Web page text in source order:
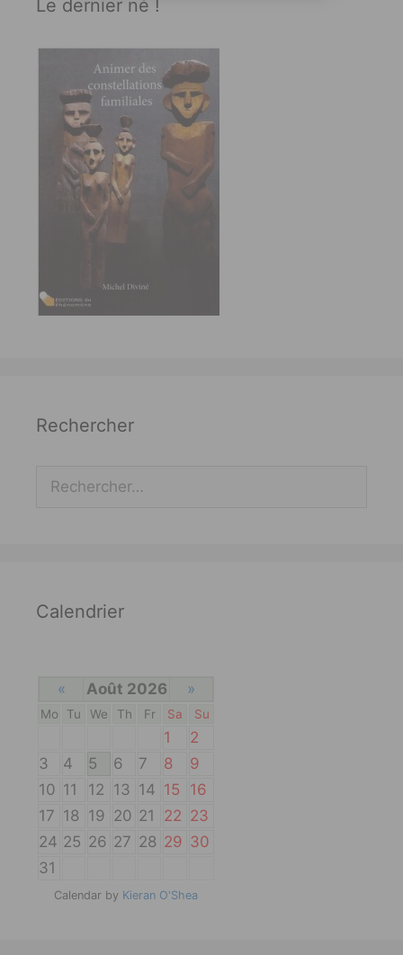
Le dernier né !
Rechercher
Calendrier
« Août 2026 »
Mo Tu We Th Fr Sa Su
1
2
3
4 5 6 7 8
9
10 11 12 13 14 15
16
17 18 19 20 21 22 23
24 25 26 27 28 29 30
31
Calendar by Kieran O'Shea